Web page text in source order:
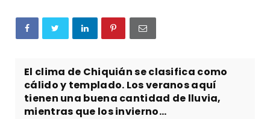
El clima de Chiquián se clasifica como
cálido y templado. Los veranos aquí
tienen una buena cantidad de lluvia,
mientras que los invierno...